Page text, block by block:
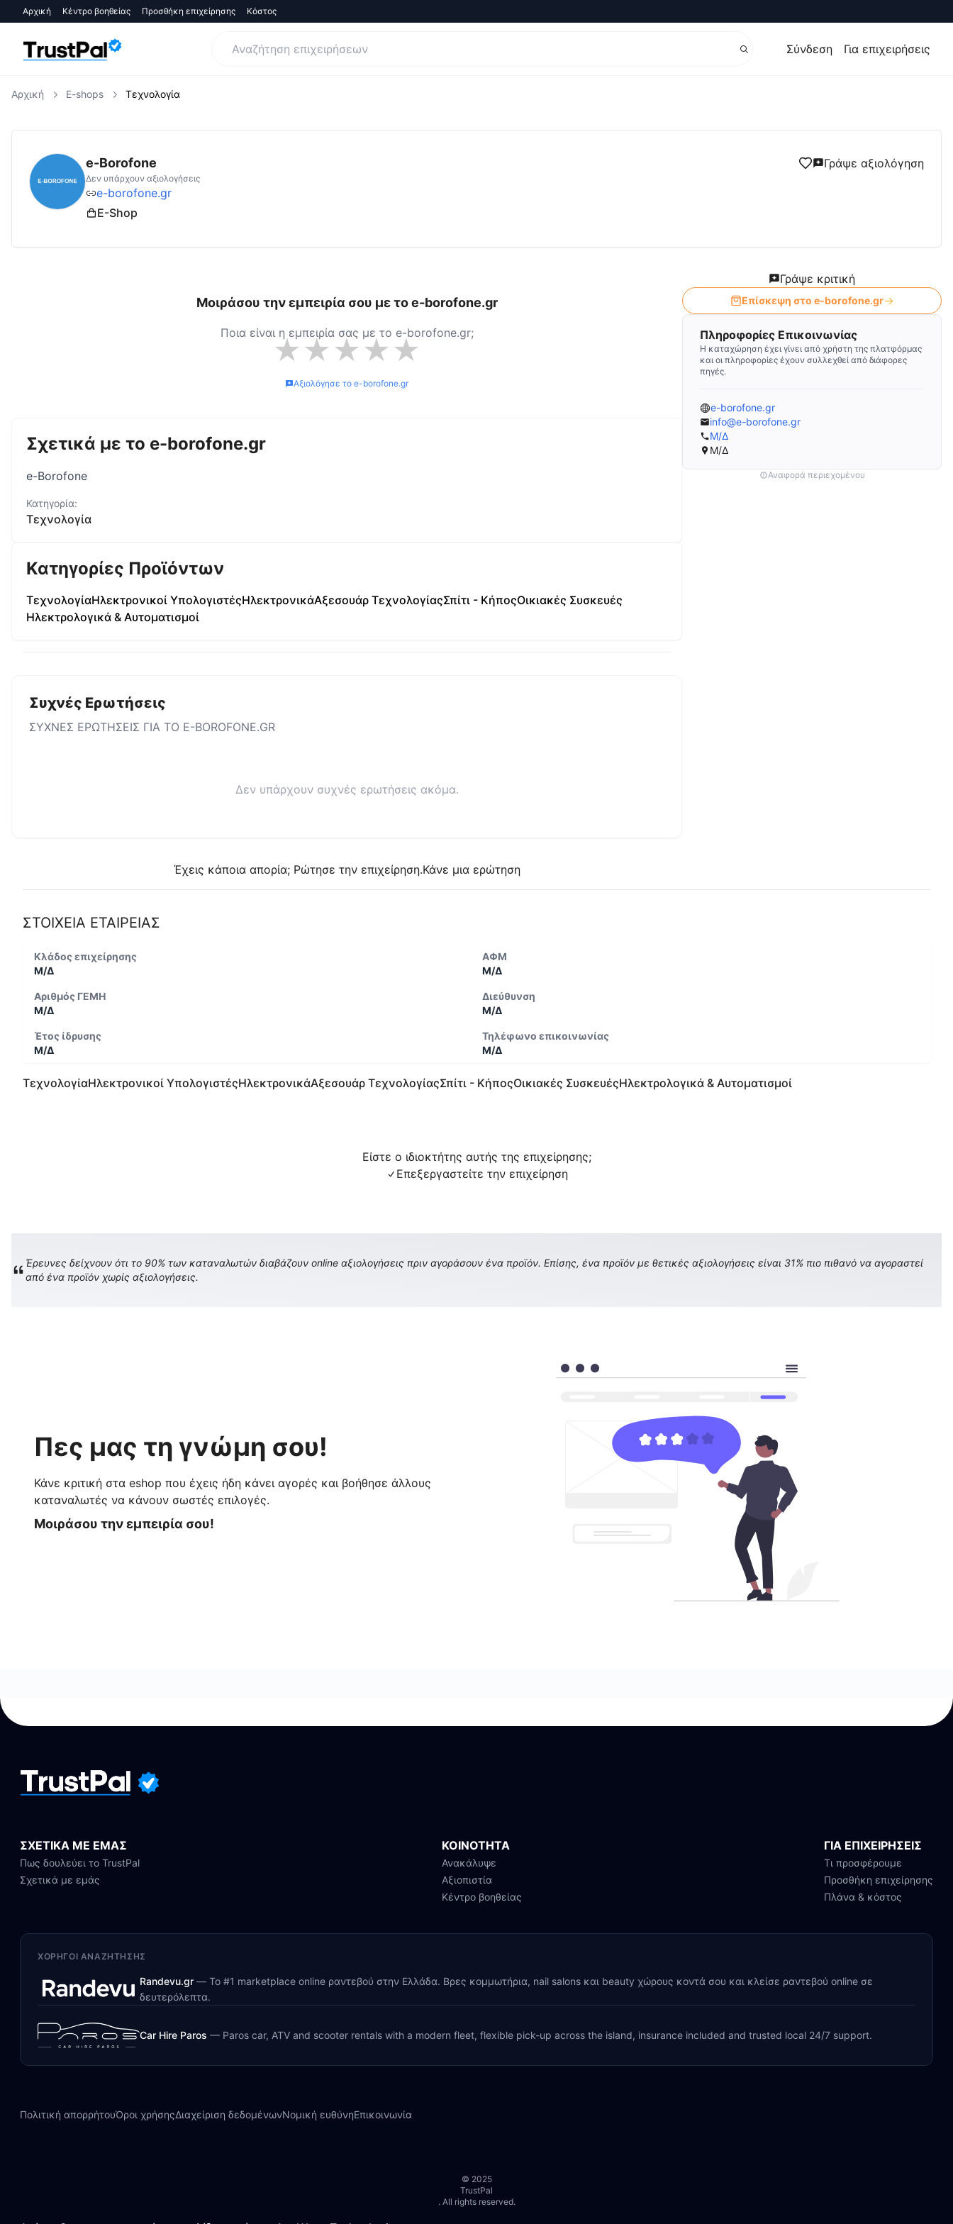
Αρχική Κέντρο βοηθείας Προσθήκη επιχείρησης Κόστος
Σύνδεση Για επιχειρήσεις
Αρχική E-shops Τεχνολογία
e-borofone.gr
e-Borofone Γράψε αξιολόγηση
Δεν υπάρχουν αξιολογήσεις
e-borofone.gr
E-Shop
Μοιράσου την εμπειρία σου με τοe-borofone.gr
Ποια είναι η εμπειρία σας με το e-borofone.gr;
★★★★★
Αξιολόγησε το e-borofone.gr
Σχετικά με το e-borofone.gr
e-Borofone
Κατηγορία:
Τεχνολογία
Κατηγορίες Προϊόντων
ΤεχνολογίαΗλεκτρονικοί ΥπολογιστέςΗλεκτρονικάΑξεσουάρ ΤεχνολογίαςΣπίτι - ΚήποςΟικιακές Συσκευές
Ηλεκτρολογικά & Αυτοματισμοί
Συχνές Ερωτήσεις
ΣΥΧΝΕΣ ΕΡΩΤΗΣΕΙΣ ΓΙΑ ΤΟ E-BOROFONE.GR
Δεν υπάρχουν συχνές ερωτήσεις ακόμα.
Έχεις κάποια απορία; Ρώτησε την επιχείρηση.Κάνε μια ερώτηση
Γράψε κριτική
Επίσκεψη στο e-borofone.gr
Πληροφορίες Επικοινωνίας
Η καταχώρηση έχει γίνει από χρήστη της πλατφόρμας
και οι πληροφορίες έχουν συλλεχθεί από διάφορες
πηγές.
e-borofone.gr
info@e-borofone.gr
Μ/Δ
Μ/Δ
Αναφορά περιεχομένου
ΣΤΟΙΧΕΙΑ ΕΤΑΙΡΕΙΑΣ
Κλάδος επιχείρησης
Μ/Δ
ΑΦΜ
Μ/Δ
Αριθμός ΓΕΜΗ
Μ/Δ
Διεύθυνση
Μ/Δ
Έτος ίδρυσης
Μ/Δ
Τηλέφωνο επικοινωνίας
Μ/Δ
ΤεχνολογίαΗλεκτρονικοί ΥπολογιστέςΗλεκτρονικάΑξεσουάρ ΤεχνολογίαςΣπίτι - ΚήποςΟικιακές ΣυσκευέςΗλεκτρολογικά & Αυτοματισμοί
Είστε ο ιδιοκτήτης αυτής της επιχείρησης;
Επεξεργαστείτε την επιχείρηση
Έρευνες δείχνουν ότι το 90% των καταναλωτών διαβάζουν online αξιολογήσεις πριν αγοράσουν ένα προϊόν. Επίσης, ένα προϊόν με θετικές αξιολογήσεις είναι 31% πιο πιθανό να αγοραστεί
από ένα προϊόν χωρίς αξιολογήσεις.
Πες μας τη γνώμη σου!
Κάνε κριτική στα eshop που έχεις ήδη κάνει αγορές και βοήθησε άλλους
καταναλωτές να κάνουν σωστές επιλογές.
Μοιράσου την εμπειρία σου!
ΣΧΕΤΙΚΑ ΜΕ ΕΜΑΣ
Πως δουλεύει το TrustPal
Σχετικά με εμάς
ΚΟΙΝΟΤΗΤΑ
Ανακάλυψε
Αξιοπιστία
Κέντρο βοηθείας
ΓΙΑ ΕΠΙΧΕΙΡΗΣΕΙΣ
Τι προσφέρουμε
Προσθήκη επιχείρησης
Πλάνα & κόστος
ΧΟΡΗΓΟΊ ΑΝΑΖΉΤΗΣΗΣ
Randevu.gr — Το #1 marketplace online ραντεβού στην Ελλάδα. Βρες κομμωτήρια, nail salons και beauty χώρους κοντά σου και κλείσε ραντεβού online σε
δευτερόλεπτα.
Car Hire Paros — Paros car, ATV and scooter rentals with a modern fleet, flexible pick-up across the island, insurance included and trusted local 24/7 support.
Πολιτική απορρήτουΌροι χρήσηςΔιαχείριση δεδομένωνΝομική ευθύνηΕπικοινωνία
© 2025
TrustPal
. All rights reserved.